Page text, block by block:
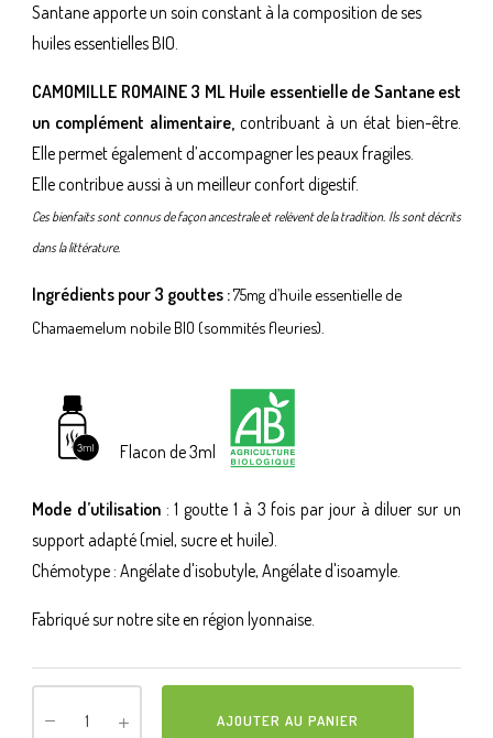
Santane apporte un soin constant à la composition de ses
huiles essentielles BIO.
CAMOMILLE ROMAINE 3 ML Huile essentielle de Santane est
un complément alimentaire, contribuant à un état bien-être.
Elle permet également d’accompagner les peaux fragiles.
Elle contribue aussi à un meilleur confort digestif.
Ces bienfaits sont connus de façon ancestrale et relèvent de la tradition. Ils sont décrits
dans la littérature.
Ingrédients pour 3 gouttes :75mg d’huile essentielle de
Chamaemelum nobile BIO (sommités fleuries).
Flacon de 3ml
Mode d’utilisation : 1 goutte 1 à 3 fois par jour à diluer sur un
support adapté (miel, sucre et huile).
Chémotype : Angélate d'isobutyle, Angélate d'isoamyle.
Fabriqué sur notre site en région lyonnaise.
AJOUTER AU PANIER